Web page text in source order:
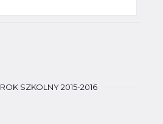
ROK SZKOLNY 2015-2016